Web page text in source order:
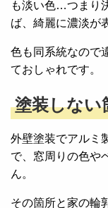
も淡い色…つまり
ば、綺麗に濃淡が
色も同系統なので
ておしゃれです。
塗装しない
外壁塗装でアルミ
で、窓周りの色や
ん。
その箇所と家の輪